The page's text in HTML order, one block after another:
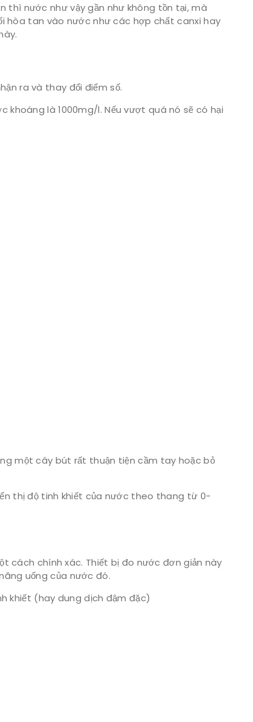
thì nước như vậy gần như không tồn tại, mà
hòa tan vào nước như các hợp chất canxi hay
ra và thay đổi điểm số.
là 1000mg/l. Nếu vượt quá nó sẽ có hại
một cây bút rất thuận tiện cầm tay hoặc bỏ
thị độ tinh khiết của nước theo thang từ 0-
cách chính xác. Thiết bị đo nước đơn giản này
uống của nước đó.
khiết (hay dung dịch đậm đặc)